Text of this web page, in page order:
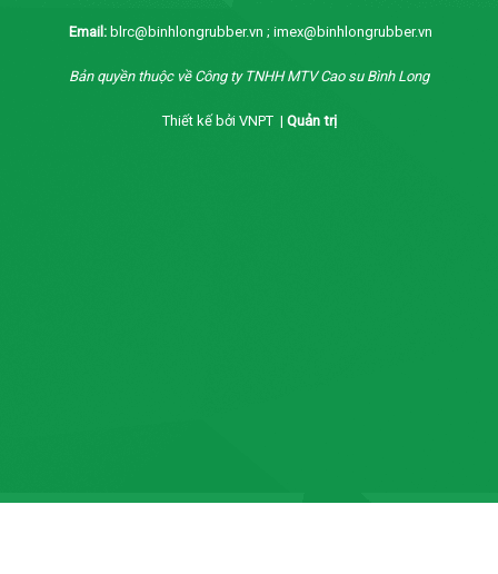
Email: blrc@binhlongrubber.vn ; imex@binhlongrubber.vn
Bản quyền thuộc về Công ty TNHH MTV Cao su Bình Long
Thiết kế bởi VNPT | Quản trị